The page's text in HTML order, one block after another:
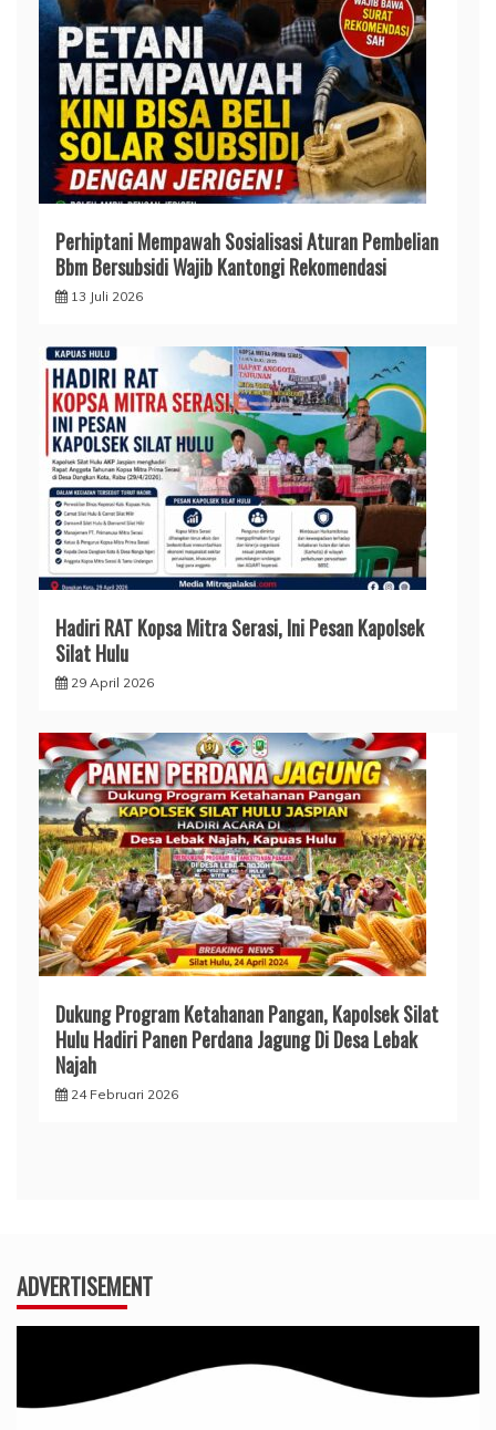
Perhiptani Mempawah Sosialisasi Aturan Pembelian
Bbm Bersubsidi Wajib Kantongi Rekomendasi
13 Juli 2026
Hadiri RAT Kopsa Mitra Serasi, Ini Pesan Kapolsek
Silat Hulu
29 April 2026
Dukung Program Ketahanan Pangan, Kapolsek Silat
Hulu Hadiri Panen Perdana Jagung Di Desa Lebak
Najah
24 Februari 2026
ADVERTISEMENT